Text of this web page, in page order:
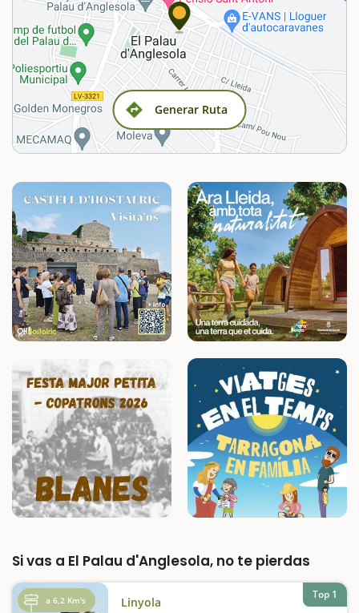
Generar Ruta
Si vas a El Palau d'Anglesola, no te pierdas
a 6,2 Km's Linyola
Top 1